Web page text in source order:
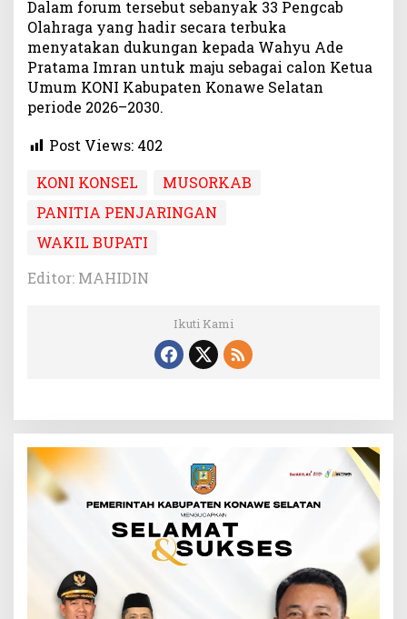
Dalam forum tersebut sebanyak 33 Pengcab
Olahraga yang hadir secara terbuka
menyatakan dukungan kepada Wahyu Ade
Pratama Imran untuk maju sebagai calon Ketua
Umum KONI Kabupaten Konawe Selatan
periode 2026–2030.
Post Views: 402
KONI KONSEL
MUSORKAB
PANITIA PENJARINGAN
WAKIL BUPATI
Editor: MAHIDIN
Ikuti Kami